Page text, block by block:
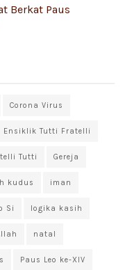
Berkat Paus
Corona Virus
Ensiklik Tutti Fratelli
Tutti Gereja
kudus iman
Si logika kasih
natal
Paus Leo ke-XIV